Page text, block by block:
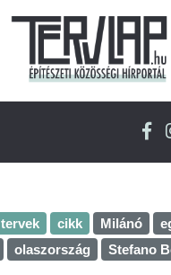
tervek cikk Milánó
olaszország Stefano